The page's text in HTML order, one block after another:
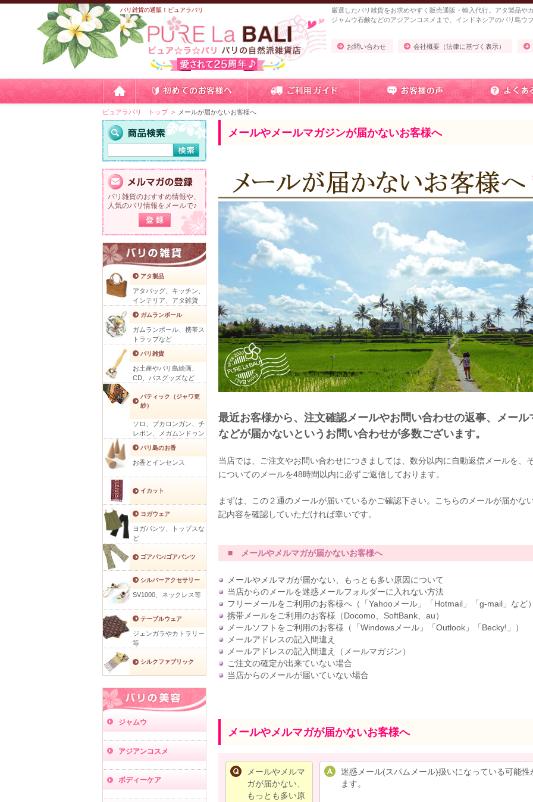
バリ雑貨の通販！ピュアラバリ
厳選したバリ雑貨をお求めやすく販売通販・輸入代行。アタ製品や
ジャムウ石鹸などのアジアンコスメまで、インドネシアのバリ島ウ
お問い合わせ 会社概要（法律に基づく表示）
ピュアラバリ トップ メールが届かないお客様へ
メールやメールマガジンが届かないお客様へ
最近お客様から、注文確認メールやお問い合わせの返事、メール
などが届かないというお問い合わせが多数ございます。
当店では、ご注文やお問い合わせにつきましては、数分以内に自動返信メールを、
についてのメールを48時間以内に必ずご返信しております。
まずは、この２通のメールが届いているかご確認下さい。こちらのメールが届かな
記内容を確認していただければ幸いです。
■ メールやメルマガが届かないお客様へ
メールやメルマガが届かない、もっとも多い原因について
当店からのメールを迷惑メールフォルダーに入れない方法
フリーメールをご利用のお客様へ（「Yahooメール」「Hotmail」「g-mail」など）
携帯メールをご利用のお客様（Docomo、SoftBank、au）
メールソフトをご利用のお客様（「Windowsメール」「Outlook」「Becky!」）
メールアドレスの記入間違え
メールアドレスの記入間違え（メールマガジン）
ご注文の確定が出来ていない場合
当店からのメールが届いていない場合
メールやメルマガが届かないお客様へ
メールやメルマ
ガが届かない、
もっとも多い原
迷惑メール(スパムメール)扱いになっている可能性
ます。
バリ雑貨のおすすめ情報や、
人気のバリ情報をメールで♪
アタ製品
アタバッグ、キッチン、
インテリア、アタ雑貨
ガムランボール
ガムランボール、携帯ス
トラップなど
バリ雑貨
お土産やバリ島絵画、
CD、バスグッズなど
バティック（ジャワ更
紗）
ソロ、プカロンガン、チ
レボン、メガムンドゥン
バリ島のお香
お香とインセンス
イカット
ヨガウェア
ヨガパンツ、トップスな
ど
ゴアパン/ゴアパンツ
シルバーアクセサリー
SV1000、ネックレス等
テーブルウェア
ジェンガラやカトラリー
等
シルクファブリック
ジャムウ
アジアンコスメ
ボディーケア